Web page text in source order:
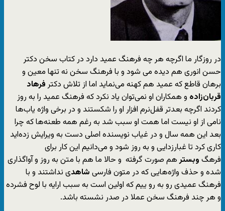
در روزگار ما اگرچه هر چه فرهنگ عمید دارد در کتاب سخن دکتر
حسن انوری هم دیده می شود و با فرهنگ سخن نه تنها معین و
برهان قاطع که عمید هم کهنه می‌نماید اما از تلاش دکتر فرهاد
قربان‌زاده و همکاران او نمی‌توان یاد نکرد که فرهنگ عمید را به روز
کردند اگرچه بعدتر قفل‌نرم افزار او را شکستند و در برخی واژه یاب‌ها
نامی از او نیست اما همت او سبب شد به رغم همه طعنه‌ها که چرا
بعد این همه سال و در غیاب نویسنده اصلی دست به ویرایش زده‌اید
کاری کرد تا غبارزدایی و به روز شود و می‌دانیم این کار برای
فرهگ وبسترهم صورت گرفته و حالا ما هم با متن به روز و آواگذاری
شده و حذف واژه‌هایی که در متون فارسی شاهدی نداشتند و با
فرهنگ عمیدی رو به رو ییم که اولین است به سبب ارایه با لوح فشرده
و هر چند فرهنگ سخن عملا در صدر نشسته باشد.